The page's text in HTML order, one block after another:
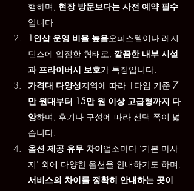
행하며, 현장 방문보다는 사전 예약 필수
입니다.
1인샵 운영 비율 높음오피스텔이나 레지
던스에 입점한 형태로, 깔끔한 내부 시설
과 프라이버시 보호가 특징입니다.
가격대 다양성지역에 따라 1타임 기준 7
만 원대부터 15만 원 이상 고급형까지 다
양하며, 후기나 구성에 따라 선택 폭이 넓
습니다.
옵션 제공 유무 차이업소마다 ‘기본 마사
지’ 외에 다양한 옵션을 안내하기도 하며,
서비스의 차이를 정확히 안내하는 곳이